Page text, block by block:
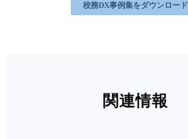
校務DX事例集をダウンロード
関連情報